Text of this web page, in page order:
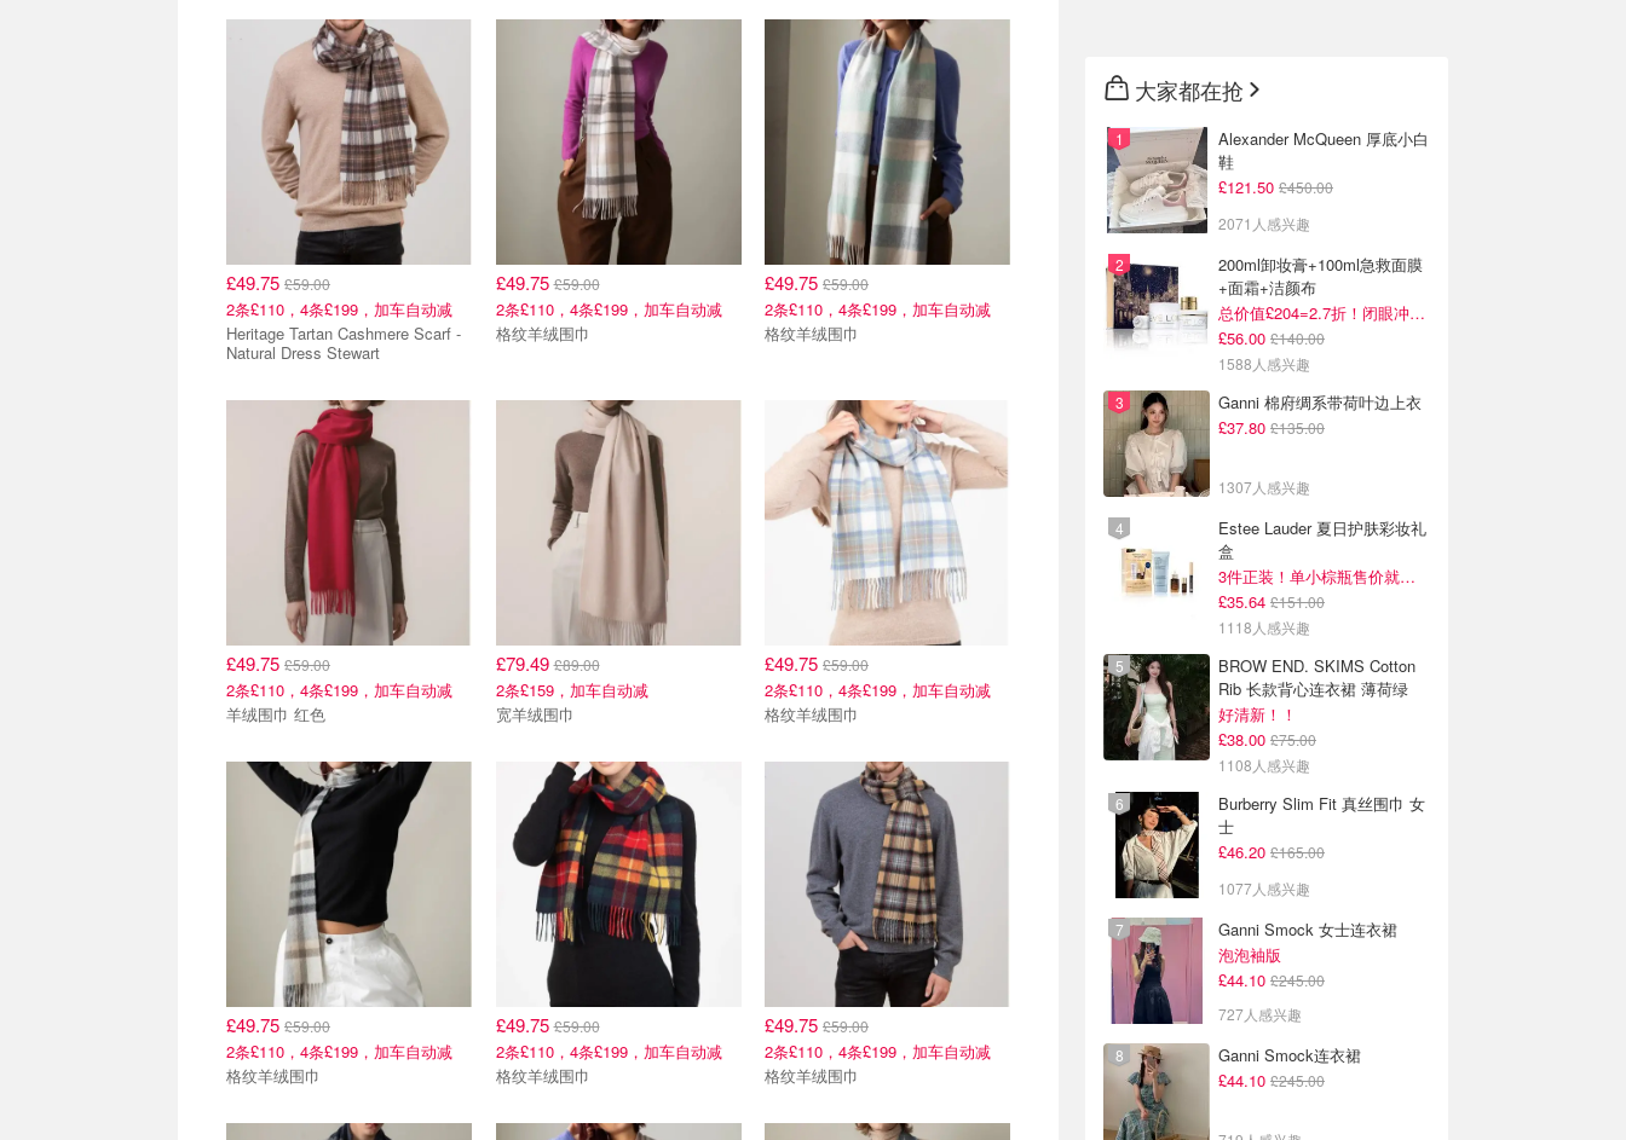
£49.75 £59.00
2条£110，4条£199，加车自动减
Heritage Tartan Cashmere Scarf -
Natural Dress Stewart
£49.75£59.00
2条£110，4条£199，加车自动减
格纹羊绒围巾
£49.75 £59.00
2条£110，4条£199，加车自动减
格纹羊绒围巾
£49.75 £59.00
2条£110，4条£199，加车自动减
羊绒围巾 红色
£79.49£89.00
2条£159，加车自动减
宽羊绒围巾
£49.75 £59.00
2条£110，4条£199，加车自动减
格纹羊绒围巾
£49.75 £59.00
2条£110，4条£199，加车自动减
格纹羊绒围巾
£49.75£59.00
2条£110，4条£199，加车自动减
格纹羊绒围巾
£49.75 £59.00
2条£110，4条£199，加车自动减
格纹羊绒围巾
大家都在抢
Alexander McQueen 厚底小白
鞋
£121.50 £450.00
2071人感兴趣
200ml卸妆膏+100ml急救面膜
+面霜+洁颜布
总价值£204=2.7折！闭眼冲这套！
£56.00 £140.00
1588人感兴趣
Ganni 棉府绸系带荷叶边上衣
£37.80 £135.00
1307人感兴趣
Estee Lauder 夏日护肤彩妆礼
盒
3件正装！单小棕瓶售价就要£65！
£35.64 £151.00
1118人感兴趣
BROW END. SKIMS Cotton
Rib 长款背心连衣裙 薄荷绿
好清新！！
£38.00 £75.00
1108人感兴趣
Burberry Slim Fit 真丝围巾 女
士
£46.20 £165.00
1077人感兴趣
Ganni Smock 女士连衣裙
泡泡袖版
£44.10 £245.00
727人感兴趣
Ganni Smock连衣裙
£44.10 £245.00